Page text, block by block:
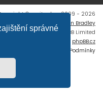
správné
© mujtank.cz 2009 - 2026
Flat Style by
Ian Bradley
® Forum Software © phpBB Limited
phpBB.cz
Podmínky